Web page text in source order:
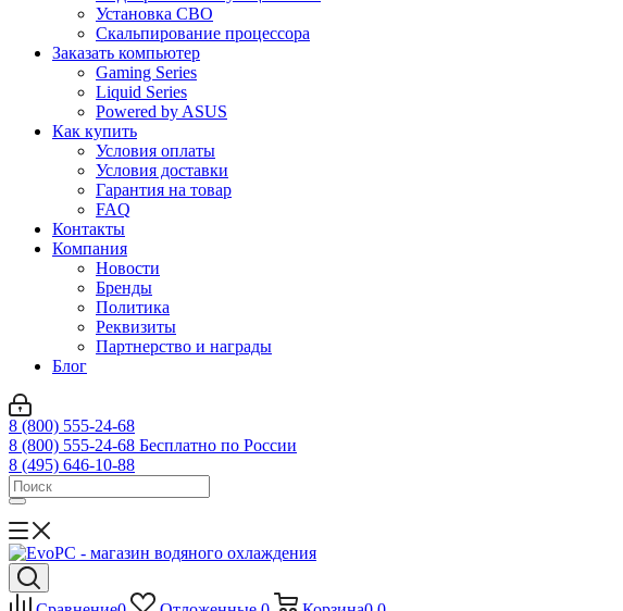
Установка СВО
Скальпирование процессора
Заказать компьютер
Gaming Series
Liquid Series
Powered by ASUS
Как купить
Условия оплаты
Условия доставки
Гарантия на товар
FAQ
Контакты
Компания
Новости
Бренды
Политика
Реквизиты
Партнерство и награды
Блог
8 (800) 555-24-68
8 (800) 555-24-68 Бесплатно по России
8 (495) 646-10-88